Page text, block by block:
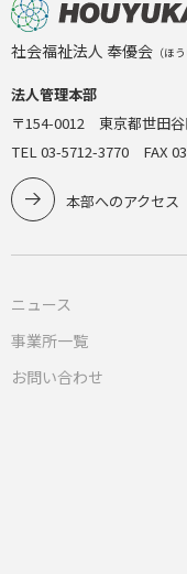
社会福祉法人 奉優会 （ほ
法人管理本部
〒154-0012 東京都世田
TEL 03-5712-3770 FAX
本部へのアクセス
ニュース
事業所一覧
お問い合わせ